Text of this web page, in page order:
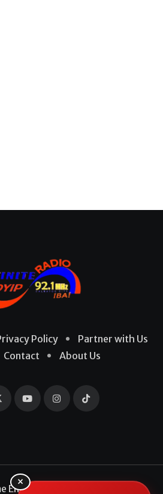
Policy
Partner with Us
Contact About Us
Entertainment Production. All
×